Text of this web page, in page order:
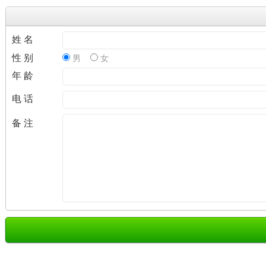
姓 名
性 别
男 女
年 龄
电 话
备 注